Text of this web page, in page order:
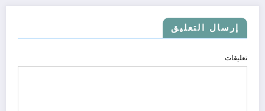
إرسال التعليق
تعليقات